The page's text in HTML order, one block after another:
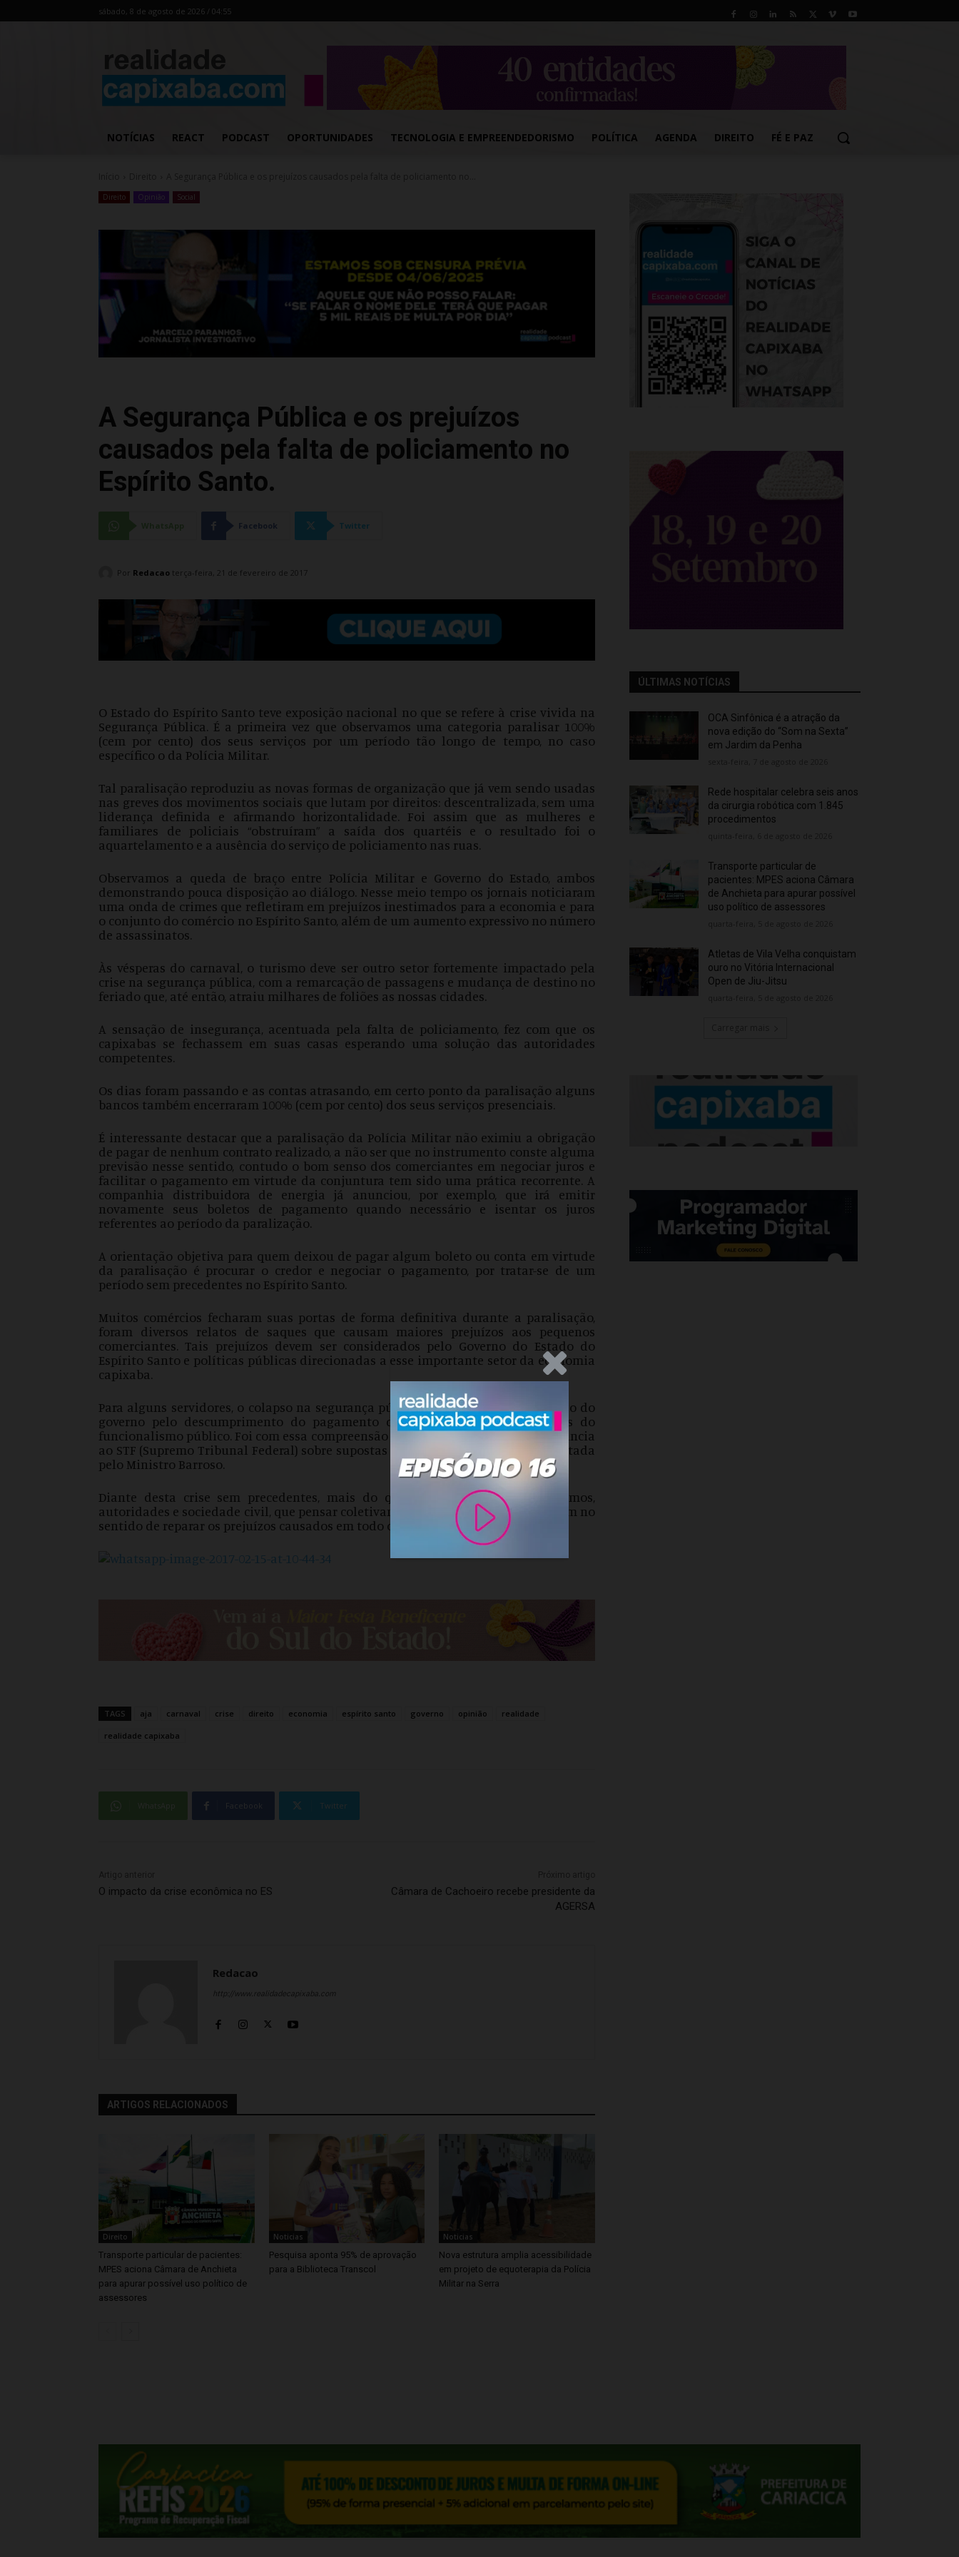
.Anúncio
sábado, 8 de agosto de 2026 / 04:55
NOTÍCIAS REACT PODCAST OPORTUNIDADES TECNOLOGIA E EMPREENDEDORISMO POLÍTICA AGENDA DIREITO FÉ E PAZ
Direito Opinião Social
A Segurança Pública e os prejuízos
causados pela falta de policiamento no
Espírito Santo.
Facebook Twitter
Por Redacao terça-feira, 21 de fevereiro de 2017
O Estado do Espírito Santo teve exposição nacional no que se refere à crise vivida na
Segurança Pública. É a primeira vez que observamos uma categoria paralisar 100%
(cem por cento) dos seus serviços por um período tão longo de tempo, no caso
específico o da Polícia Militar.
Tal paralisação reproduziu as novas formas de organização que já vem sendo usadas
nas greves dos movimentos sociais que lutam por direitos: descentralizada, sem uma
liderança definida e afirmando horizontalidade. Foi assim que as mulheres e
familiares de policiais “obstruíram” a saída dos quartéis e o resultado foi o
aquartelamento e a ausência do serviço de policiamento nas ruas.
Observamos a queda de braço entre Polícia Militar e Governo do Estado, ambos
demonstrando pouca disposição ao diálogo. Nesse meio tempo os jornais noticiaram
uma onda de crimes que refletiram em prejuízos inestimados para a economia e para
o conjunto do comércio no Espírito Santo, além de um aumento expressivo no número
de assassinatos.
Às vésperas do carnaval, o turismo deve ser outro setor fortemente impactado pela
crise na segurança pública, com a remarcação de passagens e mudança de destino no
feriado que, até então, atraiu milhares de foliões as nossas cidades.
A sensação de insegurança, acentuada pela falta de policiamento, fez com que os
capixabas se fechassem em suas casas esperando uma solução das autoridades
competentes.
Os dias foram passando e as contas atrasando, em certo ponto da paralisação alguns
bancos também encerraram 100% (cem por cento) dos seus serviços presenciais.
É interessante destacar que a paralisação da Polícia Militar não eximiu a obrigação
de pagar de nenhum contrato realizado, a não ser que no instrumento conste alguma
previsão nesse sentido, contudo o bom senso dos comerciantes em negociar juros e
facilitar o pagamento em virtude da conjuntura tem sido uma prática recorrente. A
companhia distribuidora de energia já anunciou, por exemplo, que irá emitir
novamente seus boletos de pagamento quando necessário e isentar os juros
referentes ao período da paralização.
A orientação objetiva para quem deixou de pagar algum boleto ou conta em virtude
da paralisação é procurar o credor e negociar o pagamento, por tratar-se de um
período sem precedentes no Espírito Santo.
Muitos comércios fecharam suas portas de forma definitiva durante a paralisação,
foram diversos relatos de saques que causam maiores prejuízos aos pequenos
comerciantes. Tais prejuízos devem ser considerados pelo Governo do Estado do
Espírito Santo e políticas públicas direcionadas a esse importante setor da economia
capixaba.
Para alguns servidores, o colapso na segurança pública fora causado por omissão do
governo pelo descumprimento do pagamento da revisão anual dos salários do
funcionalismo público. Foi com essa compreensão que um servidor ofereceu denúncia
ao STF (Supremo Tribunal Federal) sobre supostas omissões, a denúncia será relatada
pelo Ministro Barroso.
Diante desta crise sem precedentes, mais do que encontrar “culpados”, teremos,
autoridades e sociedade civil, que pensar coletivamente em soluções que apontem no
sentido de reparar os prejuízos causados em todo o Espírito Santo.
TAGS aja carnaval crise direito economia espírito santo governo opinião realidade
realidade capixaba
Facebook Twitter
O impacto da crise econômica no ES
Câmara de Cachoeiro recebe presidente da
AGERSA
Redacao
http://www.realidadecapixaba.com
ARTIGOS RELACIONADOS
Direito
Transporte particular de pacientes:
MPES aciona Câmara de Anchieta
para apurar possível uso político de
assessores
Noticias
Pesquisa aponta 95% de aprovação
para a Biblioteca Transcol
Noticias
Nova estrutura amplia acessibilidade
em projeto de equoterapia da Polícia
Militar na Serra
ÚLTIMAS NOTÍCIAS
OCA Sinfônica é a atração da
nova edição do “Som na Sexta”
em Jardim da Penha
Rede hospitalar celebra seis anos
da cirurgia robótica com 1.845
procedimentos
Transporte particular de
pacientes: MPES aciona Câmara
de Anchieta para apurar possível
uso político de assessores
Atletas de Vila Velha conquistam
ouro no Vitória Internacional
Open de Jiu-Jitsu